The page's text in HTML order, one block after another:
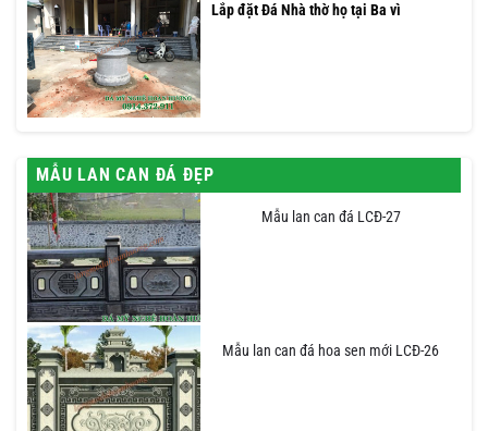
Lắp đặt Đá Nhà thờ họ tại Ba vì
MẪU LAN CAN ĐÁ ĐẸP
Mẫu lan can đá LCĐ-27
Mẫu lan can đá hoa sen mới LCĐ-26